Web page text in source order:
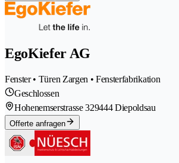
EgoKiefer AG
Fenster • Türen Zargen • Fensterfabrikation
Geschlossen
Hohenemserstrasse 329444 Diepoldsau
Offerte anfragen